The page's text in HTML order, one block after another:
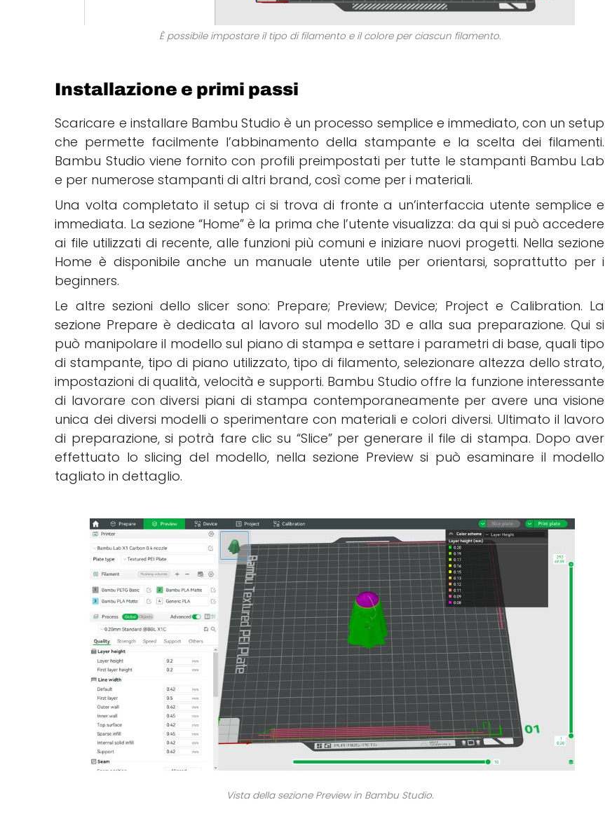
È possibile impostare il tipo di filamento e il colore per ciascun filamento.
Installazione e primi passi
Scaricare e installare Bambu Studio è un processo semplice e immediato, con un setup
che permette facilmente l’abbinamento della stampante e la scelta dei filamenti.
Bambu Studio viene fornito con profili preimpostati per tutte le stampanti Bambu Lab
e per numerose stampanti di altri brand, così come per i materiali.
Una volta completato il setup ci si trova di fronte a un’interfaccia utente semplice e
immediata. La sezione “Home” è la prima che l’utente visualizza: da qui si può accedere
ai file utilizzati di recente, alle funzioni più comuni e iniziare nuovi progetti. Nella sezione
Home è disponibile anche un manuale utente utile per orientarsi, soprattutto per i
beginners.
Le altre sezioni dello slicer sono: Prepare; Preview; Device; Project e Calibration. La
sezione Prepare è dedicata al lavoro sul modello 3D e alla sua preparazione. Qui si
può manipolare il modello sul piano di stampa e settare i parametri di base, quali tipo
di stampante, tipo di piano utilizzato, tipo di filamento, selezionare altezza dello strato,
impostazioni di qualità, velocità e supporti. Bambu Studio offre la funzione interessante
di lavorare con diversi piani di stampa contemporaneamente per avere una visione
unica dei diversi modelli o sperimentare con materiali e colori diversi. Ultimato il lavoro
di preparazione, si potrà fare clic su “Slice” per generare il file di stampa. Dopo aver
effettuato lo slicing del modello, nella sezione Previewsi può esaminare il modello
tagliato in dettaglio.
Vista della sezione Preview in Bambu Studio.